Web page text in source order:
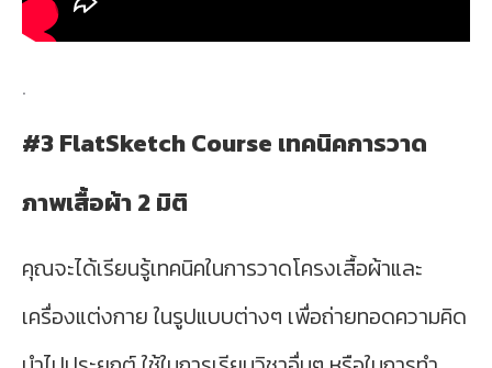
.
#3FlatSketch Course เทคนิคการวาด
ภาพเสื้อผ้า 2 มิติ
คุณจะได้เรียนรู้เทคนิคในการวาดโครงเสื้อผ้าและ
เครื่องแต่งกาย ในรูปแบบต่างๆ เพื่อถ่ายทอดความคิด